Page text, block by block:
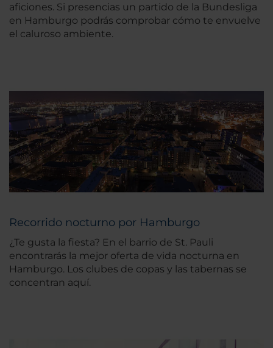
aficiones. Si presencias un partido de la Bundesliga
en Hamburgo podrás comprobar cómo te envuelve
el caluroso ambiente.
Recorrido nocturno por Hamburgo
¿Te gusta la fiesta? En el barrio de St. Pauli
encontrarás la mejor oferta de vida nocturna en
Hamburgo. Los clubes de copas y las tabernas se
concentran aquí.